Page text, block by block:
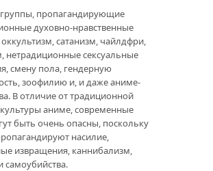
пропагандирующие
духовно-нравственные
сатанизм, чайлдфри,
нетрадиционные сексуальные
смену пола, гендерную
зоофилию и, и даже аниме-
В отличие от традиционной
аниме, современные
быть очень опасны, поскольку
насилие,
извращения, каннибализм,
самоубийства.